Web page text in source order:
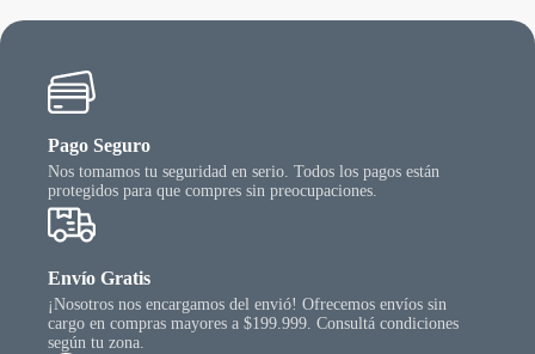
Pago Seguro
Nos tomamos tu seguridad en serio. Todos los pagos están
protegidos para que compres sin preocupaciones.
Envío Gratis
¡Nosotros nos encargamos del envió! Ofrecemos envíos sin
cargo en compras mayores a $199.999. Consultá condiciones
según tu zona.